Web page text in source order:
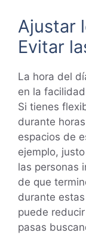
Ajustar
Evitar
La hora del
en la
Si tienes
durante
espacios de
ejemplo,
las personas
de que
durante estas
puede
pasas